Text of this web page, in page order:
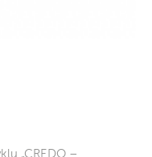
„CREDO –